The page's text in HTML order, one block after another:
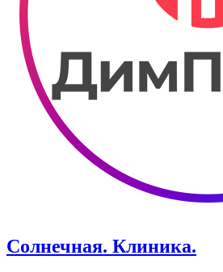
Солнечная. Клиника.